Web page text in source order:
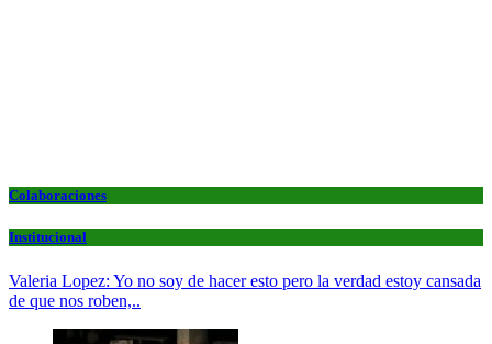
Colaboraciones
Institucional
Valeria Lopez: Yo no soy de hacer esto pero la verdad estoy cansada
de que nos roben,..